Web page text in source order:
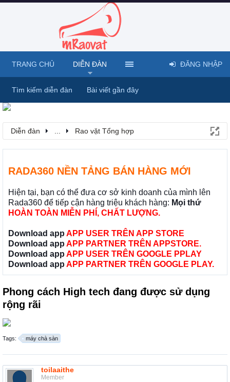
Diễn đàn Rao vặt Tổng hợp
RADA360 NỀN TẢNG BÁN HÀNG MỚI
Hiện tại, bạn có thể đưa cơ sở kinh doanh của mình lên
Rada360 để tiếp cận hàng triệu khách hàng: Mọi thứ
HOÀN TOÀN MIỄN PHÍ, CHẤT LƯỢNG.
Download app APP USER TRÊN APP STORE
Download app APP PARTNER TRÊN APPSTORE.
Download app APP USER TRÊN GOOGLE PPLAY
Download app APP PARTNER TRÊN GOOGLE PLAY.
Phong cách High tech đang được sử dụng
rộng rãi
Tags: máy chà sàn
toilaaithe
Member
TRANG CHỦ DIỄN ĐÀN
Tìm kiếm diễn đàn Bài viết gần đây
ĐĂNG NHẬP